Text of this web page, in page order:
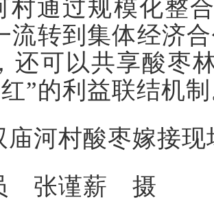
村通过规模化整
流转到集体经济
还可以共享酸枣
”的利益联结机
庙河村酸枣嫁接现
张谨薪 摄